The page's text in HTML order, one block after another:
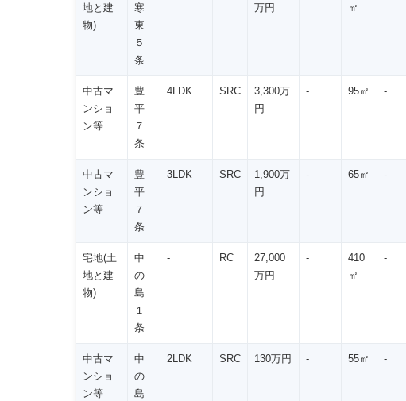
地と建
物)
寒
東
５
条
万円
㎡
中古マ
ンショ
ン等
豊
平
７
条
4LDK SRC
3,300万
円
- 95㎡ -
中古マ
ンショ
ン等
豊
平
７
条
3LDK SRC
1,900万
円
- 65㎡ -
宅地(土
地と建
物)
中
の
島
１
条
- RC
27,000
万円
-
410
㎡
-
中古マ
ンショ
ン等
中
の
島
2LDK SRC 130万円 - 55㎡ -